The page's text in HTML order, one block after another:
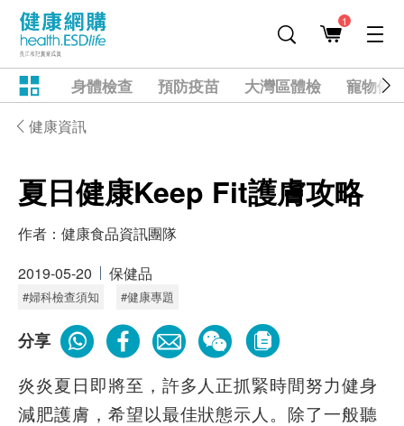
1
身體檢查 預防疫苗 大灣區體檢 寵物健
健康資訊
夏日健康Keep Fit護膚攻略
作者： 健康食品資訊團隊
2019-05-20
保健品
#婦科檢查須知 #健康專題
分享
炎炎夏日即將至，許多人正抓緊時間努力健身
減肥護膚，希望以最佳狀態示人。除了一般聽